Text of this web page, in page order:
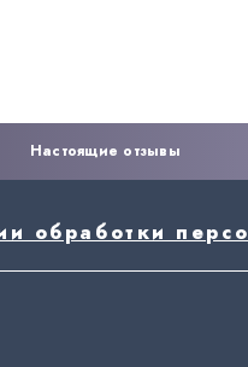
Настоящие отзывы
обработки